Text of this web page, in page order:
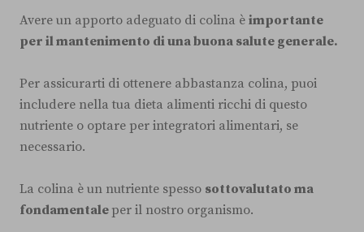
Avere un apporto adeguato di colina è importante
per il mantenimento di una buona salute generale.
Per assicurarti di ottenere abbastanza colina, puoi
includere nella tua dieta alimenti ricchi di questo
nutriente o optare per integratori alimentari, se
necessario.
La colina è un nutriente spesso sottovalutato ma
fondamentale per il nostro organismo.